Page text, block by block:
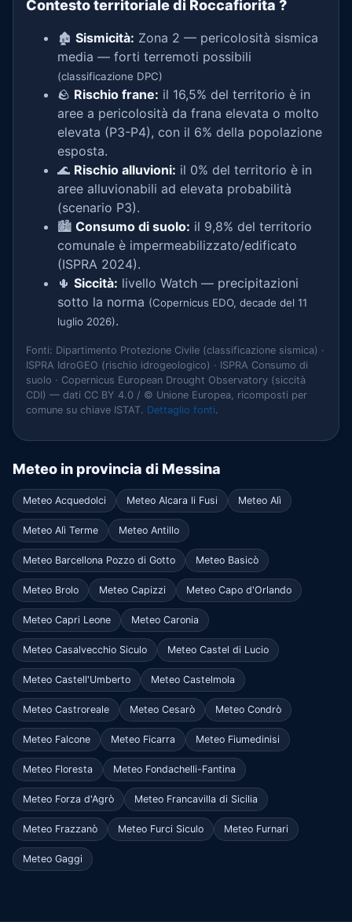
Contesto territoriale di Roccafiorita ?
🏚️ Sismicità: Zona 2 — pericolosità sismica
media — forti terremoti possibili
(classificazione DPC)
🪨 Rischio frane: il 16,5% del territorio è in
aree a pericolosità da frana elevata o molto
elevata (P3-P4), con il 6% della popolazione
esposta.
🌊 Rischio alluvioni: il 0% del territorio è in
aree alluvionabili ad elevata probabilità
(scenario P3).
🏙️ Consumo di suolo: il 9,8% del territorio
comunale è impermeabilizzato/edificato
(ISPRA 2024).
🌵 Siccità: livello Watch — precipitazioni
sotto la norma (Copernicus EDO, decade del 11
luglio 2026).
Fonti: Dipartimento Protezione Civile (classificazione sismica) ·
ISPRA IdroGEO (rischio idrogeologico) · ISPRA Consumo di
suolo · Copernicus European Drought Observatory (siccità
CDI) — dati CC BY 4.0 / © Unione Europea, ricomposti per
comune su chiave ISTAT. Dettaglio fonti.
Meteo in provincia di Messina
Meteo Acquedolci Meteo Alcara li Fusi Meteo Alì
Meteo Alì Terme Meteo Antillo
Meteo Barcellona Pozzo di Gotto Meteo Basicò
Meteo Brolo Meteo Capizzi Meteo Capo d'Orlando
Meteo Capri Leone Meteo Caronia
Meteo Casalvecchio Siculo Meteo Castel di Lucio
Meteo Castell'Umberto Meteo Castelmola
Meteo Castroreale Meteo Cesarò Meteo Condrò
Meteo Falcone Meteo Ficarra Meteo Fiumedinisi
Meteo Floresta Meteo Fondachelli-Fantina
Meteo Forza d'Agrò Meteo Francavilla di Sicilia
Meteo Frazzanò Meteo Furci Siculo Meteo Furnari
Meteo Gaggi